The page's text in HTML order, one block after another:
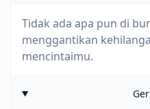
Tidak ada apa pun di
menggantikan
mencintaimu.